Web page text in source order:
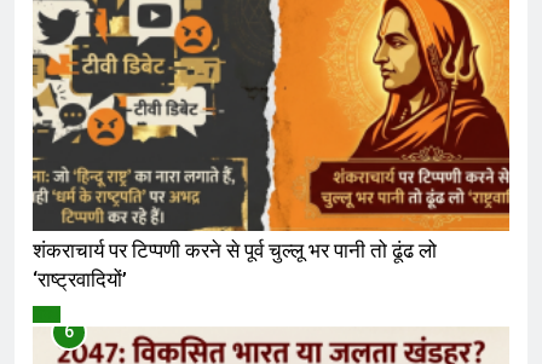
शंकराचार्य पर टिप्पणी करने से पूर्व चुल्लू भर पानी तो ढूंढ लो
‘राष्ट्रवादियों’
6